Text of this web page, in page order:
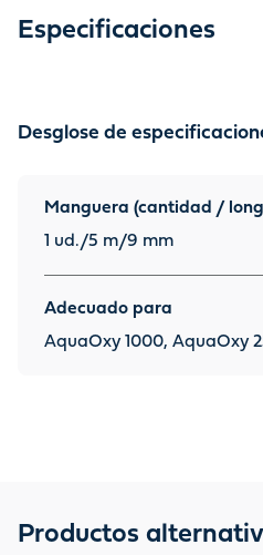
Especificaciones
Desglose de
Manguera (cantidad /
1 ud./5 m/9 mm
Adecuado para
AquaOxy 1000, AquaOxy
Productos